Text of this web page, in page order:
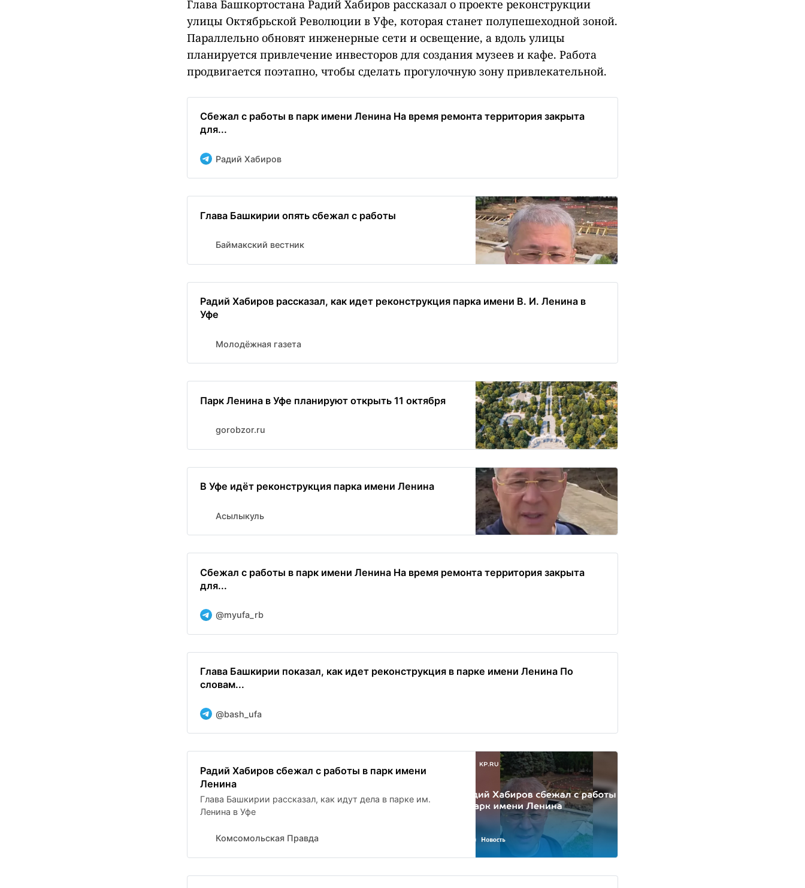
Глава Башкортостана Радий Хабиров рассказал о проекте реконструкции
улицы Октябрьской Революции в Уфе, которая станет полупешеходной зоной.
Параллельно обновят инженерные сети и освещение, а вдоль улицы
планируется привлечение инвесторов для создания музеев и кафе. Работа
продвигается поэтапно, чтобы сделать прогулочную зону привлекательной.
Сбежал с работы в парк имени Ленина На время ремонта территория закрыта
для...
Радий Хабиров
Глава Башкирии опять сбежал с работы
Баймакский вестник
Радий Хабиров рассказал, как идет реконструкция парка имени В. И. Ленина в
Уфе
Молодёжная газета
Парк Ленина в Уфе планируют открыть 11 октября
gorobzor.ru
В Уфе идёт реконструкция парка имени Ленина
Асылыкуль
Сбежал с работы в парк имени Ленина На время ремонта территория закрыта
для...
@myufa_rb
Глава Башкирии показал, как идет реконструкция в парке имени Ленина По
словам...
@bash_ufa
Радий Хабиров сбежал с работы в парк имени
Ленина
Глава Башкирии рассказал, как идут дела в парке им.
Ленина в Уфе
Комсомольская Правда